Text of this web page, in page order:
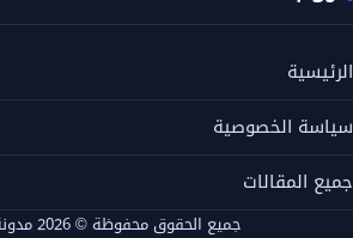
الرئيسية
سياسة الخصوصية
جميع المقالات
جميع الحقوق محفوظة © 2026 مدونة اعرف